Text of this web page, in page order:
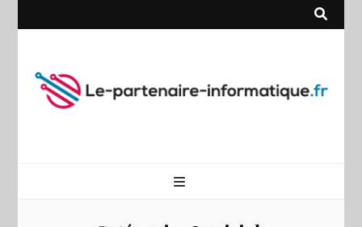
Le